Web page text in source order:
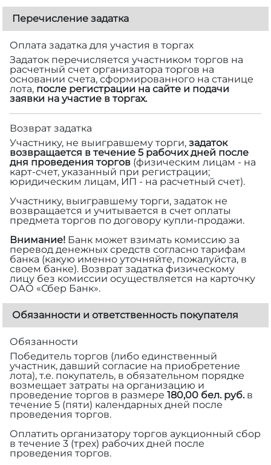
Перечисление задатка
Оплата задатка для участия в торгах
Задаток перечисляется участником торгов на
расчетный счет организатора торгов на
основании счета, сформированного на станице
лота, после регистрации на сайте и подачи
заявки на участие в торгах.
Возврат задатка
Участнику, не выигравшему торги, задаток
возвращается в течение 5 рабочих дней после
дня проведения торгов (физическим лицам - на
карт-счет, указанный при регистрации;
юридическим лицам, ИП - на расчетный счет).
Участнику, выигравшему торги, задаток не
возвращается и учитывается в счет оплаты
предмета торгов по договору купли-продажи.
Внимание! Банк может взимать комиссию за
перевод денежных средств согласно тарифам
банка (какую именно уточняйте, пожалуйста, в
своем банке). Возврат задатка физическому
лицу без комиссии осуществляется на карточку
ОАО «Сбер Банк».
Обязанности и ответственность покупателя
Обязанности
Победитель торгов (либо единственный
участник, давший согласие на приобретение
лота), т.е. покупатель, в обязательном порядке
возмещает затраты на организацию и
проведение торгов в размере 180,00 бел. руб.в
течение 5 (пяти) календарных дней после
проведения торгов.
Оплатить организатору торгов аукционный сбор
в течение 3 (трех) рабочих дней после
проведения торгов.